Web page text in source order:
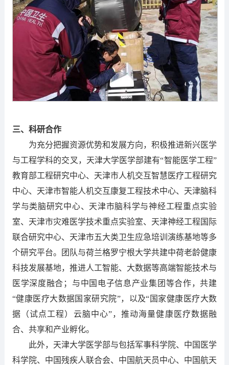
三、科研合作
为充分把握资源优势和发展方向，积极推进新兴医学
与工程学科的交叉，天津大学医学部建有“智能医学工程”
教育部工程研究中心、天津市人机交互智慧医疗工程研究
中心、天津市智能人机交互康复工程技术中心、天津脑科
学与类脑研究中心、天津市脑科学与神经工程重点实验
室、天津市灾难医学技术重点实验室、天津神经工程国际
联合研究中心、天津市五大类卫生应急培训演练基地等多
个研究平台。团队与荷兰格罗宁根大学共建中荷老龄健康
科技发展基地，推进人工智能、大数据等高端智能技术与
医学深度融合；与中国电子信息产业集团等合作，共建
“健康医疗大数据国家研究院”，以及“国家健康医疗大数
据（试点工程）云脑中心”，推动海量健康医疗数据融
合、共享和产业孵化。
此外，天津大学医学部与包括军事科学院、中国医学
科学院、中国残疾人联合会、中国航天员中心、中国航天